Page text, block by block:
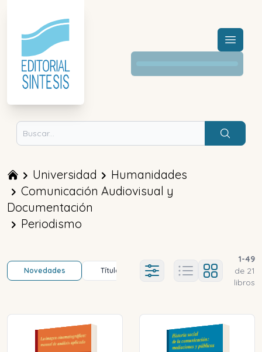
Menú
Buscar
Universidad
Humanidades
Comunicación Audiovisual y
Documentación
Periodismo
Novedades Título (a-z) Título (z-a)
Ajustes abierto
1-49
de 21
libros